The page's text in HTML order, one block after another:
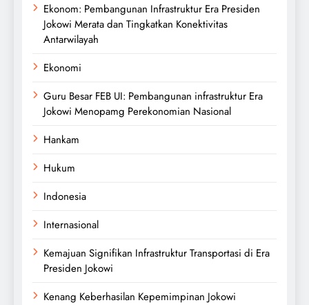
Ekonom: Pembangunan Infrastruktur Era Presiden
Jokowi Merata dan Tingkatkan Konektivitas
Antarwilayah
Ekonomi
Guru Besar FEB UI: Pembangunan infrastruktur Era
Jokowi Menopamg Perekonomian Nasional
Hankam
Hukum
Indonesia
Internasional
Kemajuan Signifikan Infrastruktur Transportasi di Era
Presiden Jokowi
Kenang Keberhasilan Kepemimpinan Jokowi